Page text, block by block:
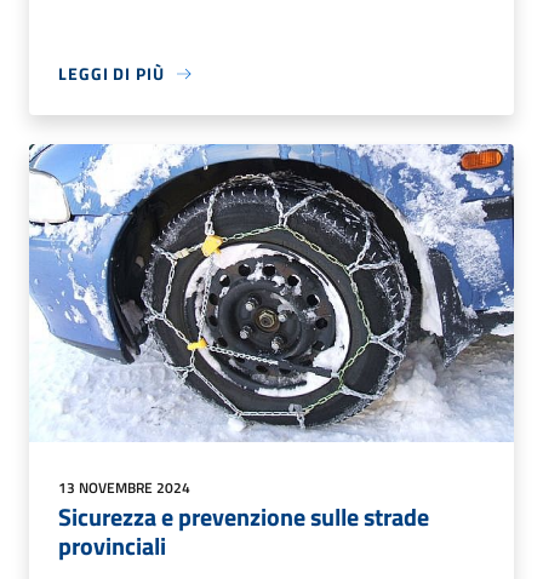
LEGGI DI PIÙ
13 NOVEMBRE 2024
Sicurezza e prevenzione sulle strade
provinciali